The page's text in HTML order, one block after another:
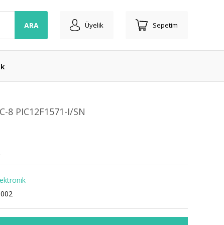
ARA Üyelik Sepetim
8 PIC12F1571-I/SN